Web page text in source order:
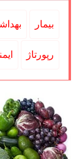
بیمار
رپورتاژ